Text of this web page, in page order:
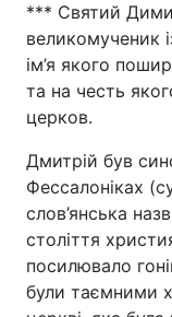
*** Святий
великомученик
ім’я якого
та на честь
церков.
Дмитрій був
Фессалоніках
слов’янська
століття
посилювало
були таємними